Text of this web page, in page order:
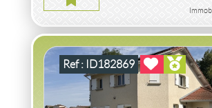
Ref : ID182869